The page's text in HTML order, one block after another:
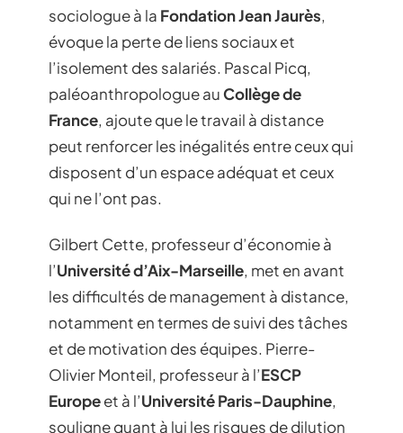
sociologue à la Fondation Jean Jaurès,
évoque la perte de liens sociaux et
l’isolement des salariés. Pascal Picq,
paléoanthropologue auCollège de
France, ajoute que le travail à distance
peut renforcer les inégalités entre ceux qui
disposent d’un espace adéquat et ceux
qui ne l’ont pas.
Gilbert Cette, professeur d’économie à
l’Université d’Aix-Marseille, met en avant
les difficultés de management à distance,
notamment en termes de suivi des tâches
et de motivation des équipes. Pierre-
Olivier Monteil, professeur à l’ESCP
Europeet à l’Université Paris-Dauphine,
souligne quant à lui les risques de dilution